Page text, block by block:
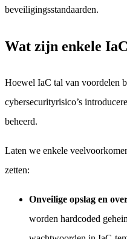
beveiligingsstandaarden.
Wat zijn enkele
Hoewel IaC tal van voordelen
cybersecurityrisico’s
beheerd.
Laten we enkele
zetten:
Onveilige opslag en
worden hardcoded